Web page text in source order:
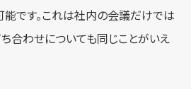
です。これは社内の会議だけでは
合わせについても同じことがいえ